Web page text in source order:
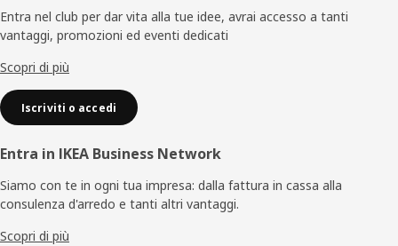
di
pagina
Entra nel club per dar vita alla tue idee, avrai accesso a tanti
vantaggi, promozioni ed eventi dedicati
Scopri di più
Iscriviti o accedi
Entra in IKEA Business Network
Siamo con te in ogni tua impresa: dalla fattura in cassa alla
consulenza d'arredo e tanti altri vantaggi.
Scopri di più